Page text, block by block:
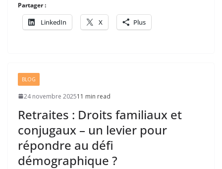
Partager :
LinkedIn X Plus
BLOG
24 novembre 202511 min read
Retraites : Droits familiaux et
conjugaux – un levier pour
répondre au défi
démographique ?